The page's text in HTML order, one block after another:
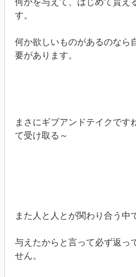
す。
何か欲しいものがあるのなら
要があります。
まさにギブアンドテイクです
て受け取る～
また人と人とが関わり合う中
与えたからと言って必ず返っ
せん。